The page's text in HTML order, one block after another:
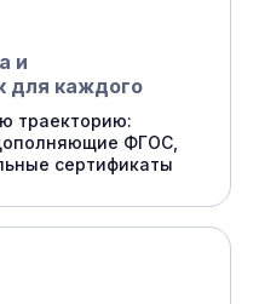
и
для каждого
траекторию:
ФГОС,
сертификаты